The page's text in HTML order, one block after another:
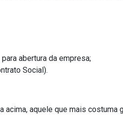
abertura da empresa;
Social).
aquele que mais costuma